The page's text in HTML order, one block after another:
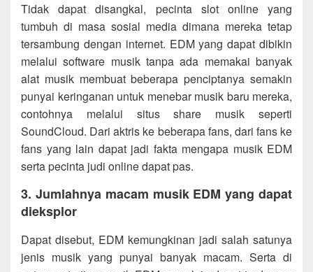
Tidak dapat disangkal, pecinta slot online yang
tumbuh di masa sosial media dimana mereka tetap
tersambung dengan internet. EDM yang dapat dibikin
melalui software musik tanpa ada memakai banyak
alat musik membuat beberapa penciptanya semakin
punyai keringanan untuk menebar musik baru mereka,
contohnya melalui situs share musik seperti
SoundCloud. Dari aktris ke beberapa fans, dari fans ke
fans yang lain dapat jadi fakta mengapa musik EDM
serta pecinta judi online dapat pas.
3. Jumlahnya macam musik EDM yang dapat
dieksplor
Dapat disebut, EDM kemungkinan jadi salah satunya
jenis musik yang punyai banyak macam. Serta di